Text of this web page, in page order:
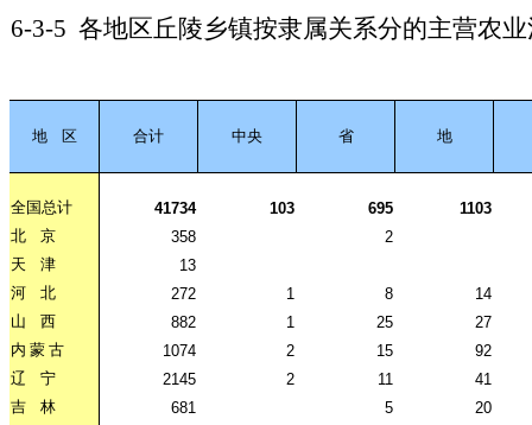
6-3-5 各地区丘陵乡镇按隶属关系分的主营农
地 区 合计 中央 省 地
全国总计 41734 103 695
1103
北
京 358
2
天
津
13
河
北 272 1 8
14
山
西 882 1 25
27
内 蒙 古 1074 2 15
92
辽
宁 2145 2 11
41
吉
林 681 5
20